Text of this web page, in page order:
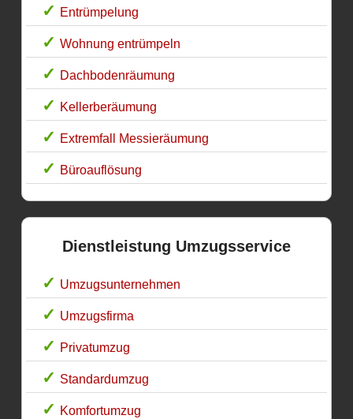
Entrümpelung
Wohnung entrümpeln
Dachbodenräumung
Kellerberäumung
Extremfall Messieräumung
Büroauflösung
Dienstleistung Umzugsservice
Umzugsunternehmen
Umzugsfirma
Privatumzug
Standardumzug
Komfortumzug